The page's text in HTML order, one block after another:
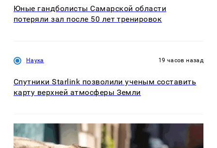
Юные гандболисты Самарской области
потеряли зал после 50 лет тренировок
Наука 19 часов назад
Спутники Starlink позволили ученым составить
карту верхней атмосферы Земли